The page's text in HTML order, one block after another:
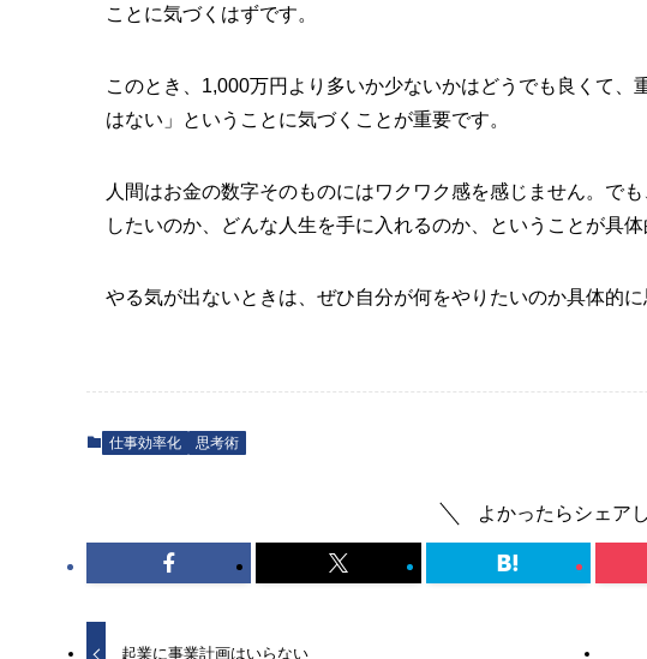
ことに気づくはずです。
このとき、1,000万円より多いか少ないかはどうでも良くて
はない」ということに気づくことが重要です。
人間はお金の数字そのものにはワクワク感を感じません。で
したいのか、どんな人生を手に入れるのか、ということが具
やる気が出ないときは、ぜひ自分が何をやりたいのか具体的に
仕事効率化 思考術
よかったらシェア
起業に事業計画はいらない